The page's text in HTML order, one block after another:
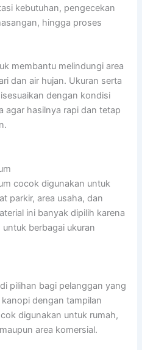
kebutuhan, pengecekan
hingga proses
membantu melindungi area
dan air hujan. Ukuran serta
dengan kondisi
agar hasilnya rapi dan tetap
cocok digunakan untuk
parkir, area usaha, dan
ini banyak dipilih karena
berbagai ukuran
pilihan bagi pelanggan yang
dengan tampilan
digunakan untuk rumah,
area komersial.